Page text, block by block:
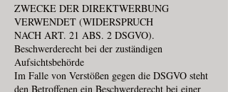
ZWECKE DER DIREKTWERBUNG
VERWENDET (WIDERSPRUCH
NACH ART. 21 ABS. 2 DSGVO).
Beschwerderecht bei der zuständigen
Aufsichtsbehörde
Im Falle von Verstößen gegen die DSGVO steht
den Betroffenen ein Beschwerderecht bei einer